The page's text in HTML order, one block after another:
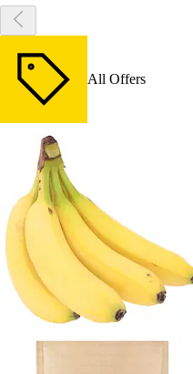
All Offers